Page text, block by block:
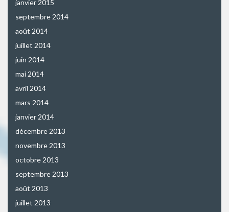
janvier 2015
septembre 2014
août 2014
juillet 2014
juin 2014
mai 2014
avril 2014
mars 2014
janvier 2014
décembre 2013
novembre 2013
octobre 2013
septembre 2013
août 2013
juillet 2013